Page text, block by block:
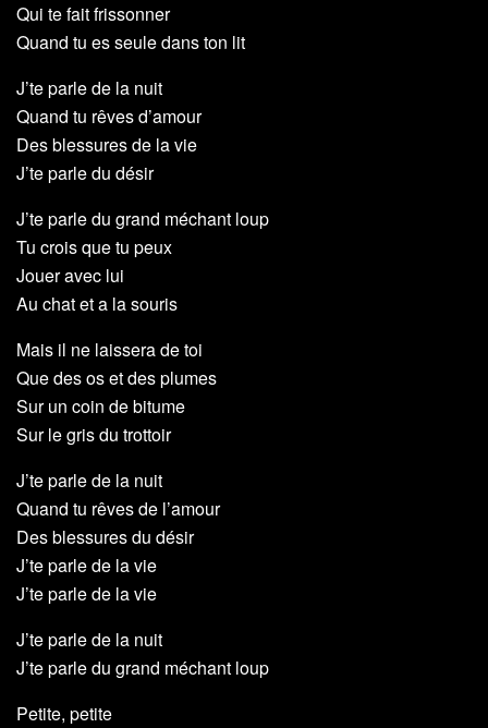
Qui te fait frissonner
Quand tu es seule dans ton lit
J’te parle de la nuit
Quand tu rêves d’amour
Des blessures de la vie
J’te parle du désir
J’te parle du grand méchant loup
Tu crois que tu peux
Jouer avec lui
Au chat et a la souris
Mais il ne laissera de toi
Que des os et des plumes
Sur un coin de bitume
Sur le gris du trottoir
J’te parle de la nuit
Quand tu rêves de l’amour
Des blessures du désir
J’te parle de la vie
J’te parle de la vie
J’te parle de la nuit
J’te parle du grand méchant loup
Petite, petite